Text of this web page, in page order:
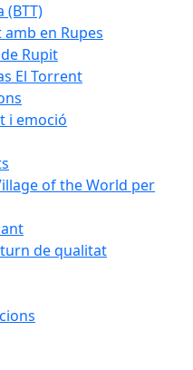
(BTT)
en Rupes
Rupit
El Torrent
i emoció
of the World per
de qualitat